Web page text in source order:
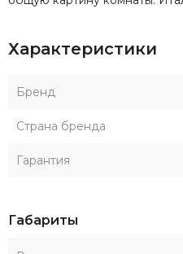
Характеристики
Бренд
Страна бренда
Гарантия
Габариты